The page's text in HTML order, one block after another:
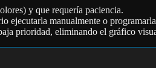
y que requería paciencia.
ejecutarla manualmente o
prioridad, eliminando el gráfico